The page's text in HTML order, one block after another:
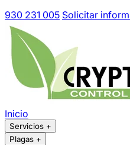
930 231 005 Solicitar
Inicio
Servicios +
Plagas +